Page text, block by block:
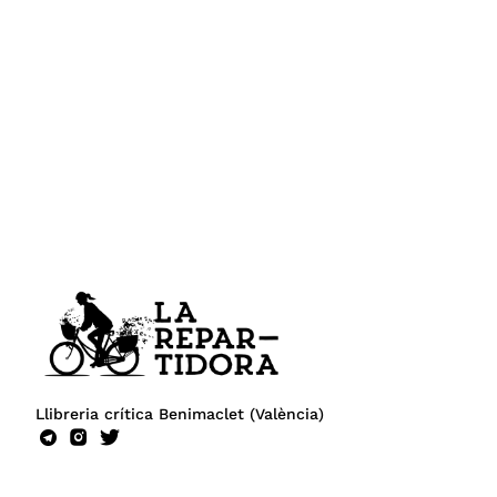
Llibreria crítica Benimaclet (València)